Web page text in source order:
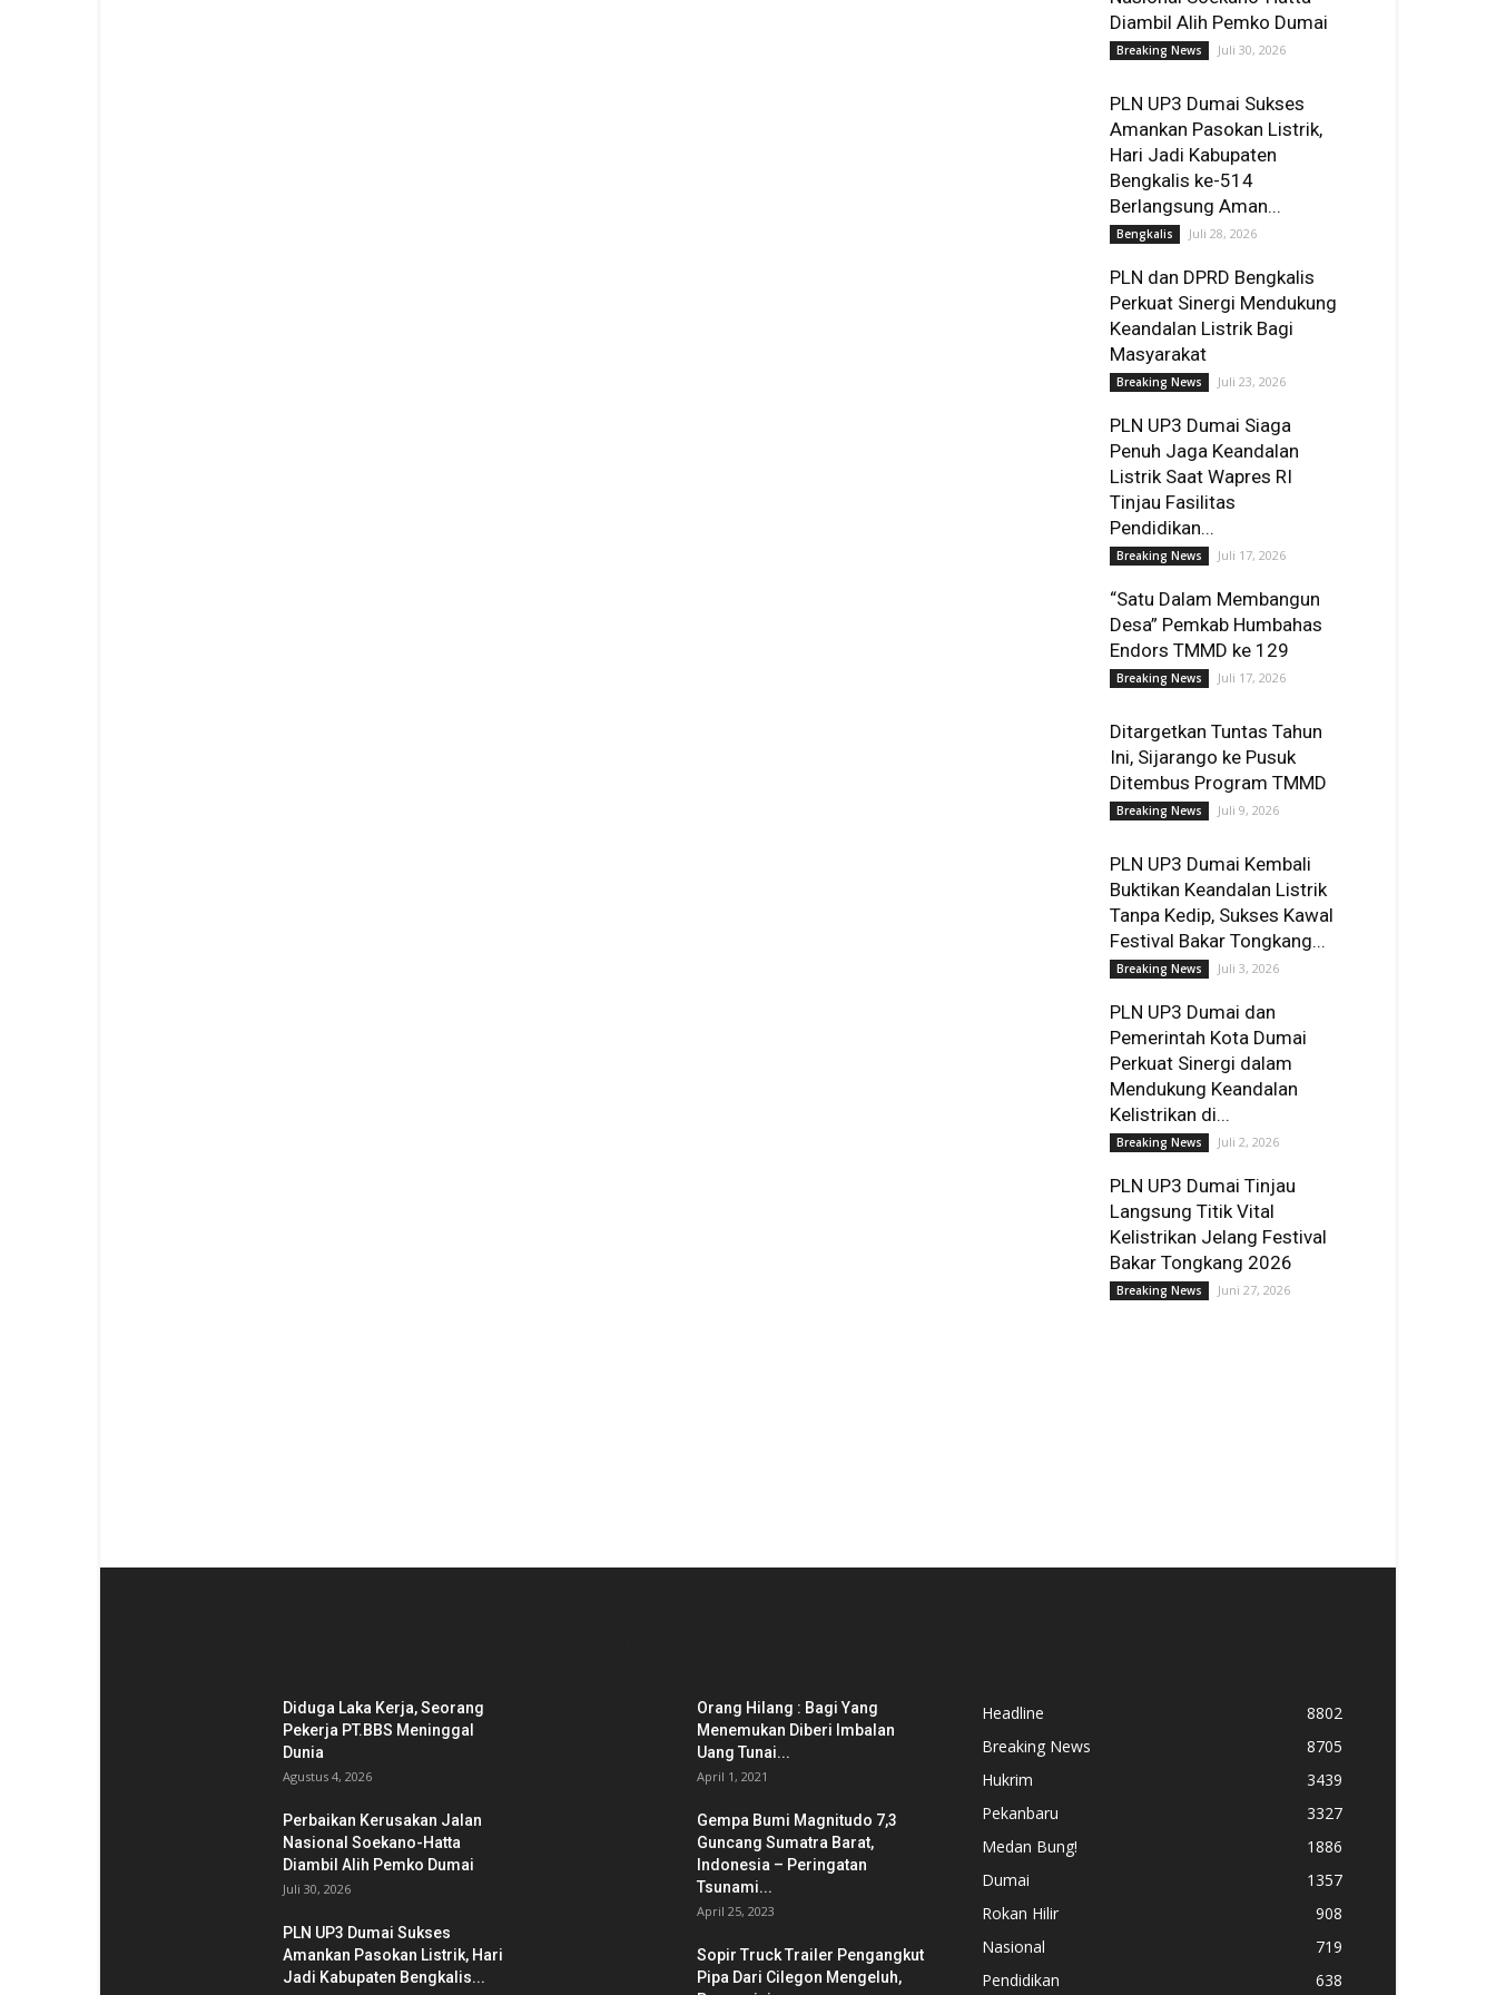
Diambil Alih Pemko Dumai
Breaking News Juli 30, 2026
PLN UP3 Dumai Sukses
Amankan Pasokan Listrik,
Hari Jadi Kabupaten
Bengkalis ke-514
Berlangsung Aman...
Bengkalis Juli 28, 2026
PLN dan DPRD Bengkalis
Perkuat Sinergi Mendukung
Keandalan Listrik Bagi
Masyarakat
Breaking News Juli 23, 2026
PLN UP3 Dumai Siaga
Penuh Jaga Keandalan
Listrik Saat Wapres RI
Tinjau Fasilitas
Pendidikan...
Breaking News Juli 17, 2026
“Satu Dalam Membangun
Desa” Pemkab Humbahas
Endors TMMD ke 129
Breaking News Juli 17, 2026
Ditargetkan Tuntas Tahun
Ini, Sijarango ke Pusuk
Ditembus Program TMMD
Breaking News Juli 9, 2026
PLN UP3 Dumai Kembali
Buktikan Keandalan Listrik
Tanpa Kedip, Sukses Kawal
Festival Bakar Tongkang...
Breaking News Juli 3, 2026
PLN UP3 Dumai dan
Pemerintah Kota Dumai
Perkuat Sinergi dalam
Mendukung Keandalan
Kelistrikan di...
Breaking News Juli 2, 2026
PLN UP3 Dumai Tinjau
Langsung Titik Vital
Kelistrikan Jelang Festival
Bakar Tongkang 2026
Breaking News Juni 27, 2026
Diduga Laka Kerja, Seorang
Pekerja PT.BBS Meninggal
Dunia
Agustus 4, 2026
Perbaikan Kerusakan Jalan
Nasional Soekano-Hatta
Diambil Alih Pemko Dumai
Juli 30, 2026
PLN UP3 Dumai Sukses
Amankan Pasokan Listrik, Hari
Jadi Kabupaten Bengkalis...
Orang Hilang : Bagi Yang
Menemukan Diberi Imbalan
Uang Tunai...
April 1, 2021
Gempa Bumi Magnitudo 7,3
Guncang Sumatra Barat,
Indonesia – Peringatan
Tsunami...
April 25, 2023
Sopir Truck Trailer Pengangkut
Pipa Dari Cilegon Mengeluh,
Headline
8802
Breaking News
8705
Hukrim
3439
Pekanbaru
3327
Medan Bung!
1886
Dumai
1357
Rokan Hilir
908
Nasional
719
Pendidikan
638